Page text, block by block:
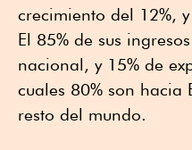
crecimiento del 12%,
El 85% de sus
nacional, y 15% de
cuales 80% son hacia
resto del mundo.